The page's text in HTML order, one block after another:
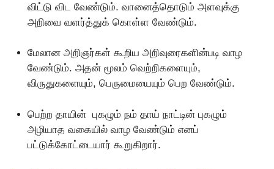
விட்டு விட வேண்டும். வானைத்தொடும் அளவுக்கு
அறிவை வளர்த்துக் கொள்ள வேண்டும்.
மேலான அறிஞர்கள் கூறிய அறிவுரைகளின்படி வாழ
வேண்டும். அதன் மூலம் வெற்றிகளையும்,
விருதுகளையும், பெருமையையும் பெற வேண்டும்.
பெற்ற தாயின் புகழும் நம் தாய் நாட்டின் புகழும்
அழியாத வகையில் வாழ வேண்டும் எனப்
பட்டுக்கோட்டையார் கூறுகிறார்.